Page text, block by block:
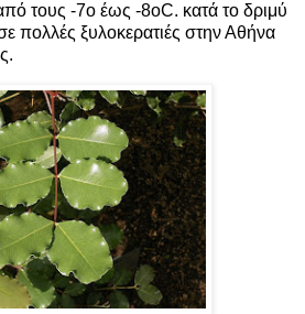
τους -7ο έως -8οC. κατά το δριμύ
πολλές ξυλοκερατιές στην Αθήνα